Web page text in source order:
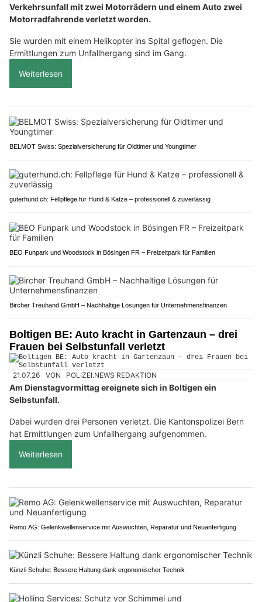
Verkehrsunfall mit zwei Motorrädern und einem Auto zwei
Motorradfahrende verletzt worden.
Sie wurden mit einem Helikopter ins Spital geflogen. Die
Ermittlungen zum Unfallhergang sind im Gang.
Weiterlesen
BELMOT Swiss: Spezialversicherung für Oldtimer und Youngtimer
guterhund.ch: Fellpflege für Hund & Katze – professionell & zuverlässig
BEO Funpark und Woodstock in Bösingen FR – Freizeitpark für Familien
Bircher Treuhand GmbH – Nachhaltige Lösungen für Unternehmensfinanzen
Boltigen BE: Auto kracht in Gartenzaun – drei
Frauen bei Selbstunfall verletzt
21.07.26 VON POLIZEI.NEWS REDAKTION
Am Dienstagvormittag ereignete sich in Boltigen ein
Selbstunfall.
Dabei wurden drei Personen verletzt. Die Kantonspolizei Bern
hat Ermittlungen zum Unfallhergang aufgenommen.
Weiterlesen
Remo AG: Gelenkwellenservice mit Auswuchten, Reparatur und Neuanfertigung
Künzli Schuhe: Bessere Haltung dank ergonomischer Technik